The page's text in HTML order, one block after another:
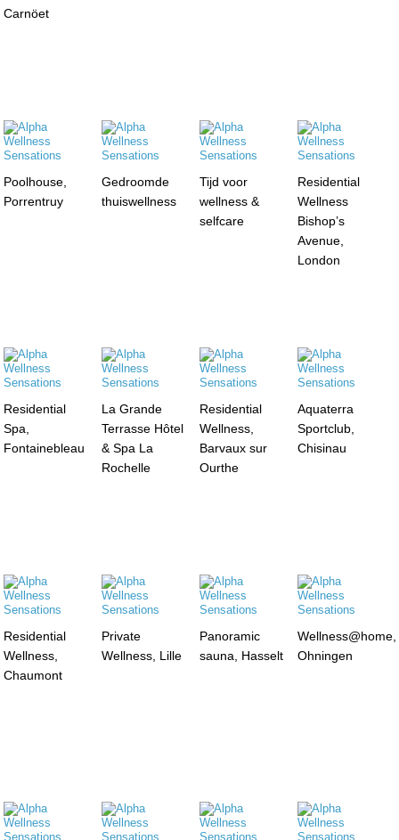
Carnöet
Poolhouse,
Porrentruy
Gedroomde
thuiswellness
Tijd voor
wellness &
selfcare
Residential
Wellness
Bishop’s
Avenue,
London
Residential
Spa,
Fontainebleau
La Grande
Terrasse Hôtel
& Spa La
Rochelle
Residential
Wellness,
Barvaux sur
Ourthe
Aquaterra
Sportclub,
Chisinau
Residential
Wellness,
Chaumont
Private
Wellness, Lille
Panoramic
sauna, Hasselt
Wellness@home,
Ohningen